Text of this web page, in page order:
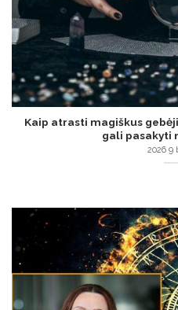
Kaip atrasti magiškus
gali pasakyti
2026 9